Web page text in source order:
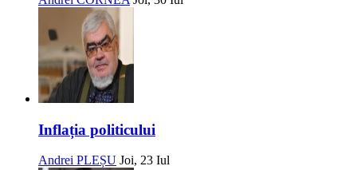
Inflația politicului
Andrei PLEȘU Joi, 23 Iul